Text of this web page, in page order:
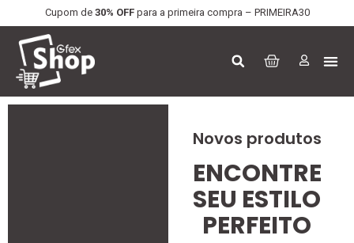
Cupom de 30% OFFpara a primeira compra – PRIMEIRA30
Novos produtos
ENCONTRE
SEU ESTILO
PERFEITO